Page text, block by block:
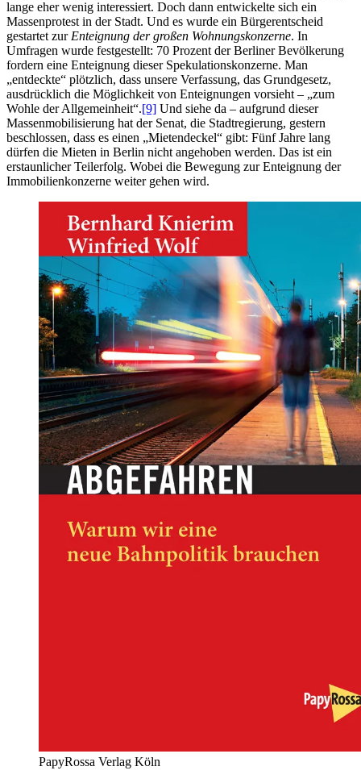
lange eher wenig interessiert. Doch dann entwickelte sich ein
Massenprotest in der Stadt. Und es wurde ein Bürgerentscheid
gestartet zur Enteignung der großen Wohnungskonzerne. In
Umfragen wurde festgestellt: 70 Prozent der Berliner Bevölkerung
fordern eine Enteignung dieser Spekulationskonzerne. Man
„entdeckte“ plötzlich, dass unsere Verfassung, das Grundgesetz,
ausdrücklich die Möglichkeit von Enteignungen vorsieht – „zum
Wohle der Allgemeinheit“.[9] Und siehe da – aufgrund dieser
Massenmobilisierung hat der Senat, die Stadtregierung, gestern
beschlossen, dass es einen „Mietendeckel“ gibt: Fünf Jahre lang
dürfen die Mieten in Berlin nicht angehoben werden. Das ist ein
erstaunlicher Teilerfolg. Wobei die Bewegung zur Enteignung der
Immobilienkonzerne weiter gehen wird.
PapyRossa Verlag Köln